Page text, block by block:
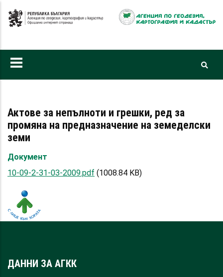
към
Актове за непълноти и грешки, ред за
промяна на предназначение на земеделски
земи
Документ
10-09-2-31-03-2009.pdf (1008.84 KB)
ДАННИ ЗА АГКК